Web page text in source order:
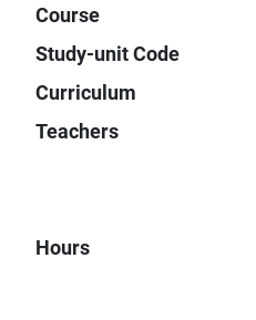
Course
Study-unit Code
Curriculum
Teachers
Hours